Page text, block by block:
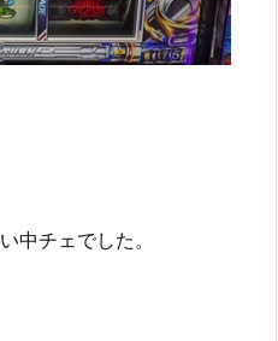
中チェでした。